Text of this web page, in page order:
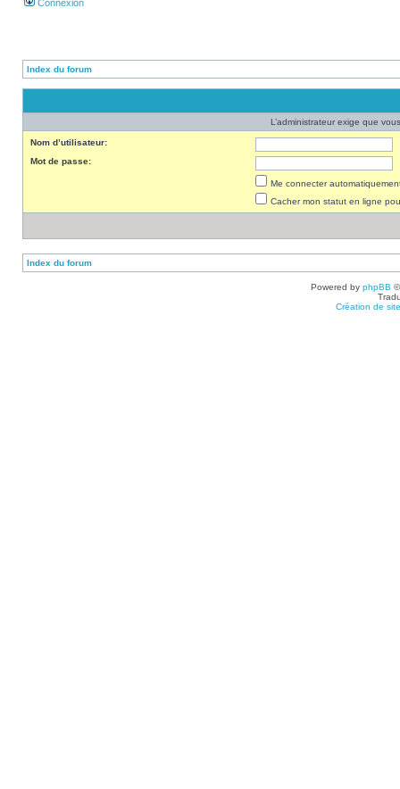
Connexion
Index du forum
L’administrateur exige que
Nom d’utilisateur:
Mot de passe:
Me connecter
Cacher mon statut en ligne
Index du forum
Powered by phpBB
Création de